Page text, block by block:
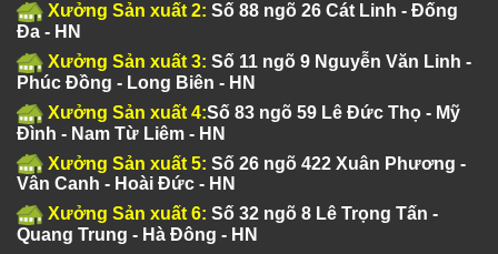
Xưởng Sản xuất 2: Số 88 ngõ 26 Cát Linh - Đống
Đa - HN
Xưởng Sản xuất 3: Số 11 ngõ 9 Nguyễn Văn Linh -
Phúc Đồng - Long Biên - HN
Xưởng Sản xuất 4:Số 83 ngõ 59 Lê Đức Thọ - Mỹ
Đình - Nam Từ Liêm - HN
Xưởng Sản xuất 5: Số 26 ngõ 422 Xuân Phương -
Vân Canh - Hoài Đức - HN
Xưởng Sản xuất 6: Số 32 ngõ 8 Lê Trọng Tấn -
Quang Trung - Hà Đông - HN